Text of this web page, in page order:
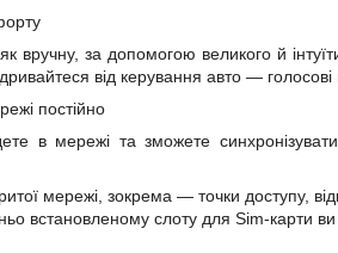
вручну, за допомогою великого й
від керування авто —
постійно
в мережі та зможете
мережі, зокрема — точки доступу,
встановленому слоту для Sim-карти